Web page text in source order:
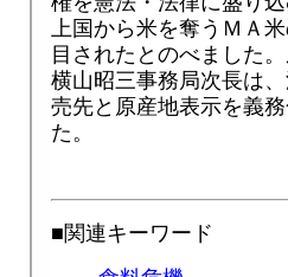
上国から米を奪うＭＡ
目されたとのべました
横山昭三事務局次長は
売先と原産地表示を義
た。
■関連キーワード